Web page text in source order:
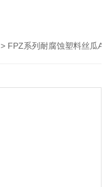
> FPZ系列耐腐蚀塑料丝瓜APP官网下载地址安卓版